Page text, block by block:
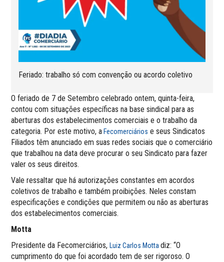
Feriado: trabalho só com convenção ou acordo coletivo
O feriado de 7 de Setembro celebrado ontem, quinta-feira,
contou com situações específicas na base sindical para as
aberturas dos estabelecimentos comerciais e o trabalho da
categoria. Por este motivo, a Fecomerciários e seus Sindicatos
Filiados têm anunciado em suas redes sociais que o comerciário
que trabalhou na data deve procurar o seu Sindicato para fazer
valer os seus direitos.
Vale ressaltar que há autorizações constantes em acordos
coletivos de trabalho e também proibições. Neles constam
especificações e condições que permitem ou não as aberturas
dos estabelecimentos comerciais.
Motta
Presidente da Fecomerciários,Luiz Carlos Mottadiz: “O
cumprimento do que foi acordado tem de ser rigoroso. O